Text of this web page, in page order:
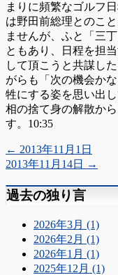
まりに頻繁なゴルフ
は野田前総理とのこ
ませんが、ふと「三
ともあり、日程を担
して頂こうと共謀し
がらも「次の機会か
牲にする姿を思い出
相の捨て身の解散か
す。10:35
← 2013年11月1日
2013年11月14日
→
過去の独り言
2026年3月 (1)
2026年2月 (1)
2026年1月 (1)
2025年12月 (1)